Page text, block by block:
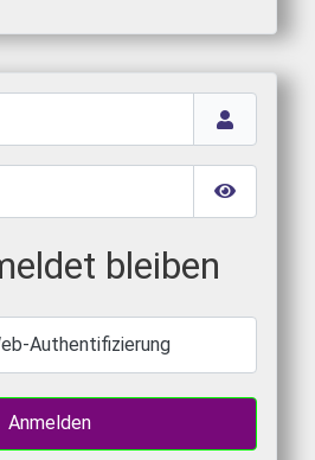
Passwort
bleiben
Authentifizierung
Anmelden